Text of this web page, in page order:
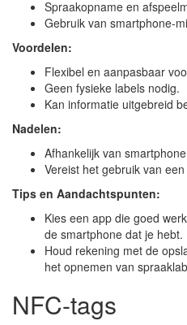
Spraakopname en
Gebruik van smartphone-
Voordelen:
Flexibel en aanpasbaar
Geen fysieke labels nodig.
Kan informatie uitgebreid
Nadelen:
Afhankelijk van
Vereist het gebruik van
Tips en Aandachtspunten:
Kies een app die goed
de smartphone dat je hebt.
Houd rekening met de
het opnemen van
NFC-tags